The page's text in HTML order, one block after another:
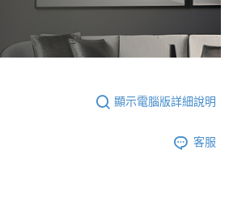
顯示電腦版詳細說明
客服